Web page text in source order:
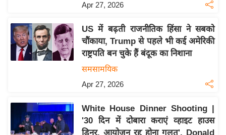
ल
क्रि
के
Apr 27, 2026
US में बढ़ती राजनीतिक हिंसा ने सबको
चौंकाया, Trump से पहले भी कई अमेरिकी
राष्ट्रपति बन चुके हैं बंदूक का निशाना
समसामयिक
Apr 27, 2026
White House Dinner Shooting |
'30 दिन में दोबारा कराएं व्हाइट हाउस
डिनर, आयोजन रद्द होना गलत', Donald